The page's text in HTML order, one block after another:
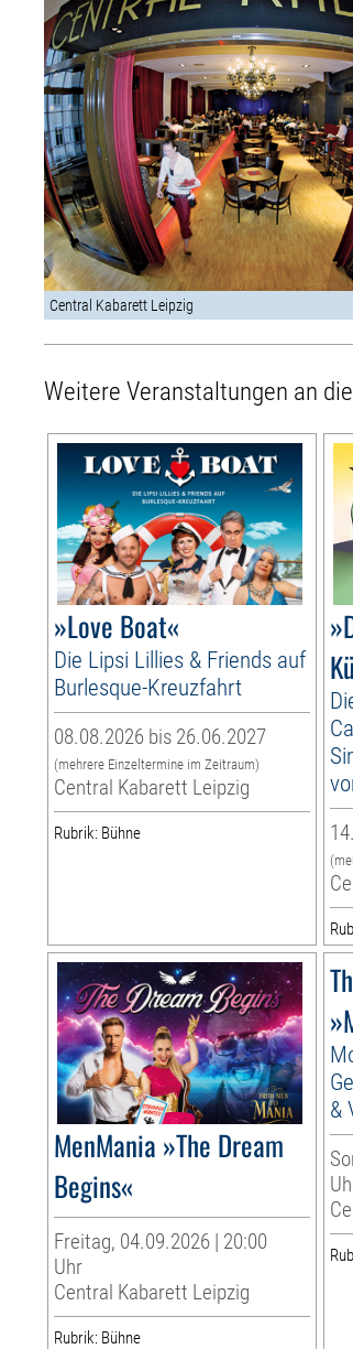
Central Kabarett Leipzig
Weitere Veranstaltungen an
»Love Boat«
Die Lipsi Lillies & Friends auf
Burlesque-Kreuzfahrt
08.08.2026 bis 26.06.2027
(mehrere Einzeltermine im Zeitraum)
Central Kabarett Leipzig
Rubrik: Bühne
MenMania »The Dream
Begins«
Freitag, 04.09.2026 | 20:00
Uhr
Central Kabarett Leipzig
Rubrik: Bühne
&